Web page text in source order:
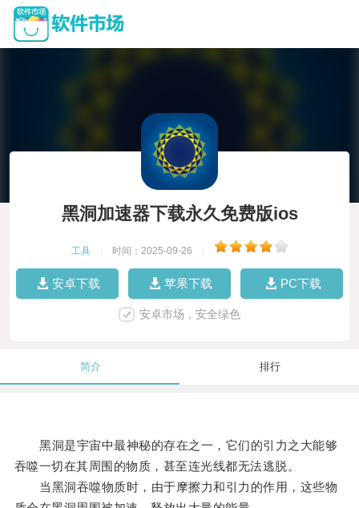
黑洞加速器下载永久免费版ios
工具 时间：2025-09-26
安卓下载 苹果下载 PC下载
安卓市场，安全绿色
简介 排行
黑洞是宇宙中最神秘的存在之一，它们的引力之大能够
吞噬一切在其周围的物质，甚至连光线都无法逃脱。
当黑洞吞噬物质时，由于摩擦力和引力的作用，这些物